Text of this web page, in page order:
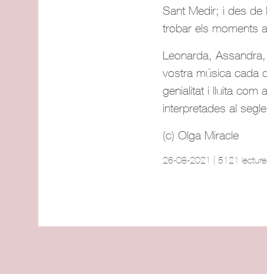
Sant Medir; i des de
trobar els moments
Leonarda,
vostra música cada
genialitat i lluita com
interpretades al segle
(c) Olga Miracle
26-08-2021 | 5121